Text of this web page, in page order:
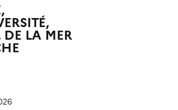
DE LA MER